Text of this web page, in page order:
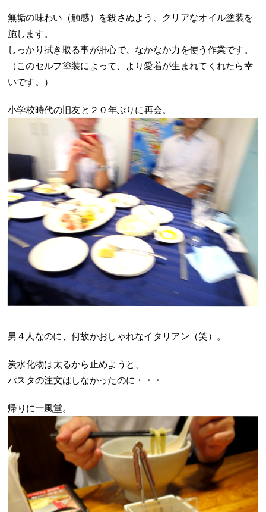
無垢の味わい（触感）を殺さぬよう、クリアなオイル塗装を
施します。
しっかり拭き取る事が肝心で、なかなか力を使う作業です。
（このセルフ塗装によって、より愛着が生まれてくれたら幸
いです。）
小学校時代の旧友と２０年ぶりに再会。
男４人なのに、何故かおしゃれなイタリアン（笑）。
炭水化物は太るから止めようと、
パスタの注文はしなかったのに・・・
帰りに一風堂。